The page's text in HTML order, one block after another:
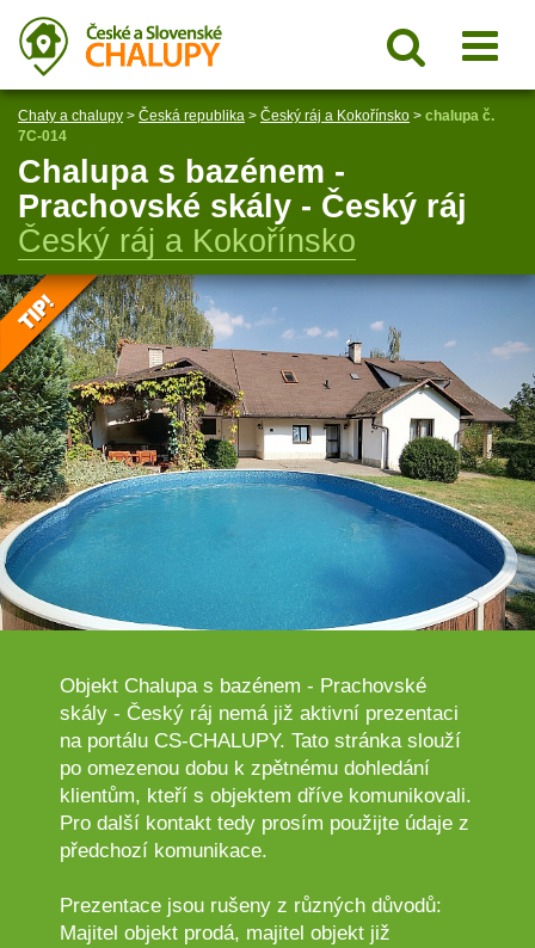
Chaty a chalupy > Česká republika > Český ráj a Kokořínsko > chalupa č.
7C-014
Chalupa s bazénem -
Prachovské skály - Český ráj
Český ráj a Kokořínsko
Objekt Chalupa s bazénem - Prachovské
skály - Český ráj nemá již aktivní prezentaci
na portálu CS-CHALUPY. Tato stránka slouží
po omezenou dobu k zpětnému dohledání
klientům, kteří s objektem dříve komunikovali.
Pro další kontakt tedy prosím použijte údaje z
předchozí komunikace.
Prezentace jsou rušeny z různých důvodů:
Majitel objekt prodá, majitel objekt již